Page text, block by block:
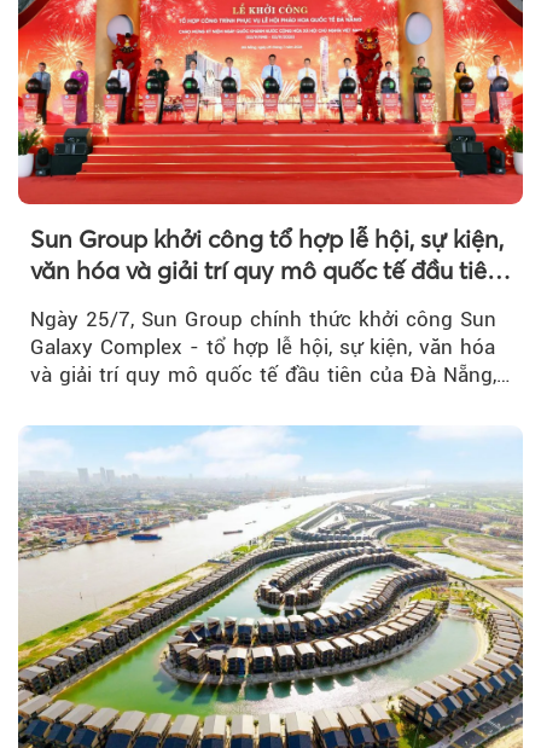
Sun Group khởi công tổ hợp lễ hội, sự kiện,
văn hóa và giải trí quy mô quốc tế đầu tiên
Ngày 25/7, Sun Group chính thức khởi công Sun
Galaxy Complex - tổ hợp lễ hội, sự kiện, văn hóa
và giải trí quy mô quốc tế đầu tiên của Đà Nẵng,…